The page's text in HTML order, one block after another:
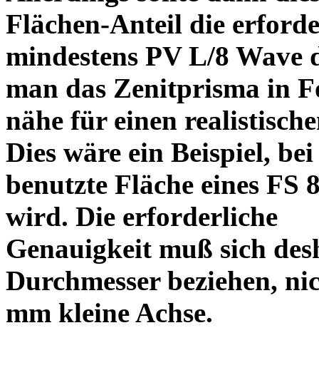
Flächen-Anteil die
mindestens PV L/8
man das Zenitprisma in
nähe für einen
Dies wäre ein Beispiel,
benutzte Fläche eines FS
wird. Die erforderliche
Genauigkeit muß sich
Durchmesser beziehen,
mm kleine Achse.